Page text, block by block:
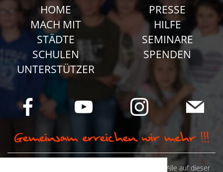
HOME
MACH MIT
STÄDTE
SCHULEN
UNTERSTÜTZER
PRESSE
HILFE
SEMINARE
SPENDEN
© Camp Stahl e.V. 2026 alle Rechte vorbehalten: Alle auf dieser